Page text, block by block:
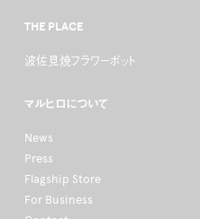
THE PLACE
波佐見焼フラワーポット
マルヒロについて
News
Press
Flagship Store
For Business